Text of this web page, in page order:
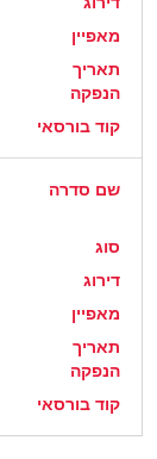
מאפיין
תאריך
הנפקה
קוד בורסאי
שם סדרה
סוג
דירוג
מאפיין
תאריך
הנפקה
קוד בורסאי